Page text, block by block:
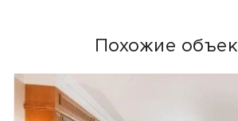
Похожие